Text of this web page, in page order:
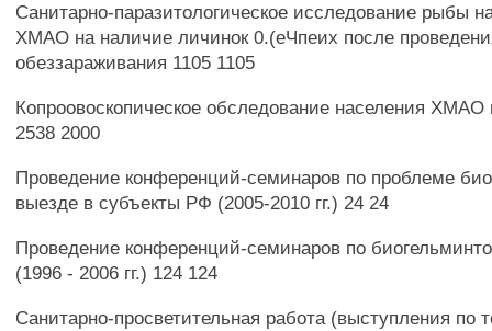
Санитарно-паразитологическое исследование рыбы
ХМАО на наличие личинок 0.(еЧпеих после
обеззараживания 1105 1105
Копроовоскопическое обследование населения ХМАО
2538 2000
Проведение конференций-семинаров по проблеме
выезде в субъекты РФ (2005-2010 гг.) 24 24
Проведение конференций-семинаров по
(1996 - 2006 гг.) 124 124
Санитарно-просветительная работа (выступления по